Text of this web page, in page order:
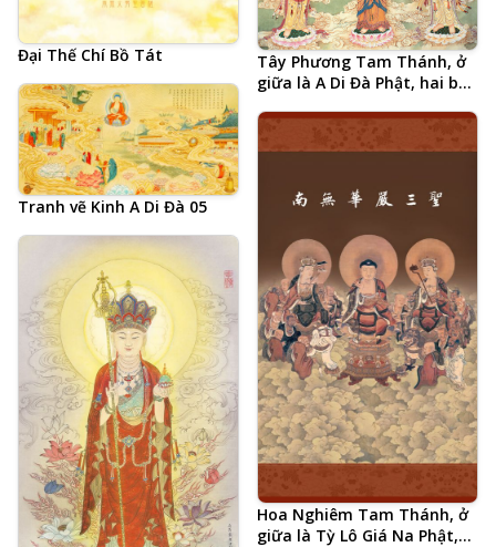
Đại Thế Chí Bồ Tát
Tây Phương Tam Thánh, ở
giữa là A Di Đà Phật, hai bên
Quan Thế Âm Bồ Tát
Tranh vẽ Kinh A Di Đà 05
Hoa Nghiêm Tam Thánh, ở
giữa là Tỳ Lô Giá Na Phật,